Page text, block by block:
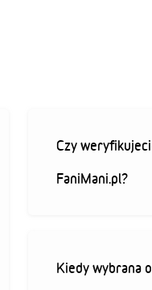
Czy
FaniMani.pl?
Kiedy wybrana